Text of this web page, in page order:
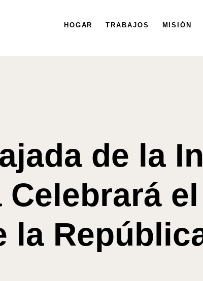
HOGAR TRABAJOS MISIÓN
HOGAR TRABAJOS MISIÓN
de la
el
la